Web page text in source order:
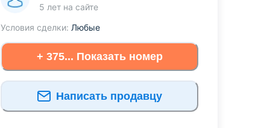
5 лет на сайте
Условия сделки: Любые
+ 375... Показать номер
Написать продавцу